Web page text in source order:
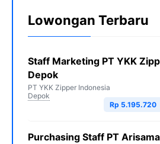
Lowongan Terbaru
Staff Marketing PT YKK
Depok
PT YKK Zipper Indonesia
Depok
Rp 5.195.720
Purchasing Staff PT